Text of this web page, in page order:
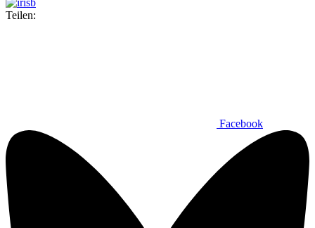
Teilen:
Facebook